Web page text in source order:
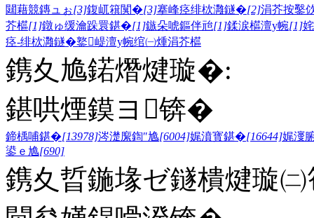
閮藉競鏄ュぉ[3]鍑屼簯闃�[3]搴峰痉绯栨灉鐩�[2]涓芥按鑿
芥櫙[1]鐓ゅ缓瀹跺睘鍖�[1]鏃朵唬鏂伴兘[1]鍒涙櫙澶у帵[1]
痉-绯栨灉鐩�鐜崼澶у帵绾㈠煄涓芥櫙
鎸夊尯鍩熸煡璇�:
鍖哄煙鏌ヨ锛�
鍗楀哺鍖�[13978]涔濋緳鍧″尯[6004]娓濆寳鍖�[16644]娓濅
鍙ｅ尯[690]
鎸夊晢鍦堟ゼ鐩樻煡璇